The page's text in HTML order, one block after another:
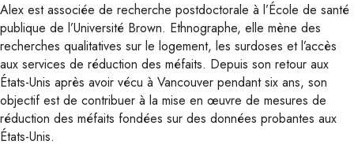
Alex est associée de recherche postdoctorale à l’École de santé
publique de l’Université Brown. Ethnographe, elle mène des
recherches qualitatives sur le logement, les surdoses et l’accès
aux services de réduction des méfaits. Depuis son retour aux
États-Unis après avoir vécu à Vancouver pendant six ans, son
objectif est de contribuer à la mise en œuvre de mesures de
réduction des méfaits fondées sur des données probantes aux
États-Unis.